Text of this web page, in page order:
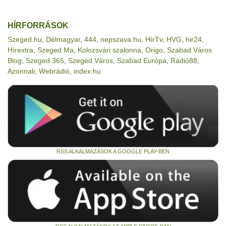
HÍRFORRÁSOK
Szeged.hu Délmagyar, 444 nepszava.hu HírTv, HVG hir24
Hírextra Szeged Ma Kolozsvári szalonna Origo Szabad Város
Blog Szeged 365 Szeged Város Szabad Európa Rádió88
Azonnali Webrádió index.hu
RSS ALKALMAZÁSOK A GOOGLE PLAY-BEN